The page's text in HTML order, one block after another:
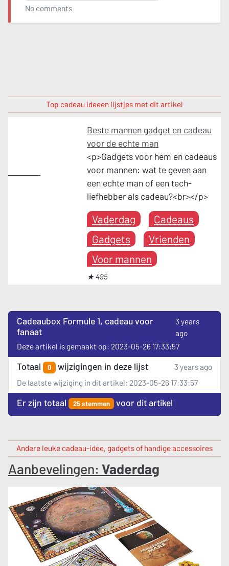
No comments
Top cadeau ideeen lijstjes met dit artikel
Beste mannen gadget en cadeau
voor de echte man
<p>Gadgets voor hem en cadeaus
voor mannen: wat te geven aan
een echte man of een tech-
liefhebber als cadeau?<br></p>
Vaderdag
Cadeaus
Gadgets
Vrienden
Voor mannen
★ 495
Cadeaubox Formule 1, cadeau voor
fanaat
3 years
ago
Deze artikel is gemaakt op: 2023-05-26 17:33:57
Totaal 0 wijzigingen in deze lijst
3 years ago
De laatste wijziging in dit artikel: 2023-05-26 17:33:57
Er zijn totaal 25 stemmen voor dit artikel
Andere leuke cadeau-idee, gadgets of handige accessoires
Aanbevelingen: Vaderdag